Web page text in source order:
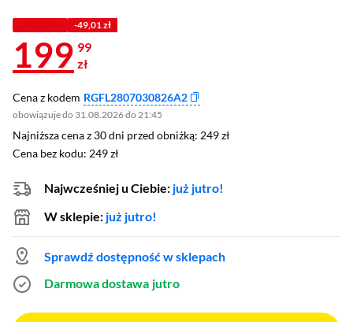
-49,01 zł
199 99
zł
Cena z kodem RGFL2807030826A2
obowiązuje do 31.08.2026 do 21:45
Najniższa cena z 30 dni przed obniżką: 249 zł
Najniższa cena z 30 dni przed obniżką: 249 zł
Cena bez kodu: 249 zł
Cena bez kodu: 249 zł
Najwcześniej u Ciebie: już jutro!
W sklepie: już jutro!
Sprawdź dostępność w sklepach
Darmowa dostawa jutro